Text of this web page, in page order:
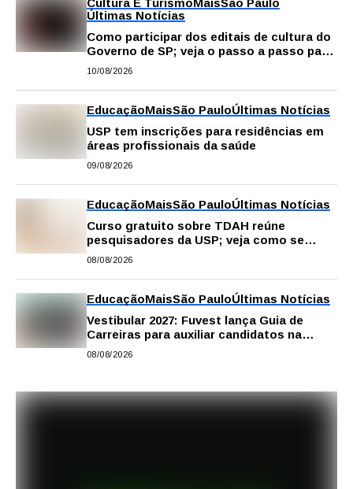
Cultura E Turismo MaisSão Paulo
Últimas Notícias
Como participar dos editais de cultura do
Governo de SP; veja o passo a passo para
fazer a inscrição
10/08/2026
EducaçãoMaisSão PauloÚltimas Notícias
USP tem inscrições para residências em
áreas profissionais da saúde
09/08/2026
EducaçãoMaisSão PauloÚltimas Notícias
Curso gratuito sobre TDAH reúne
pesquisadores da USP; veja como se
inscrever
08/08/2026
EducaçãoMaisSão PauloÚltimas Notícias
Vestibular 2027: Fuvest lança Guia de
Carreiras para auxiliar candidatos na
escolha da profissão
08/08/2026